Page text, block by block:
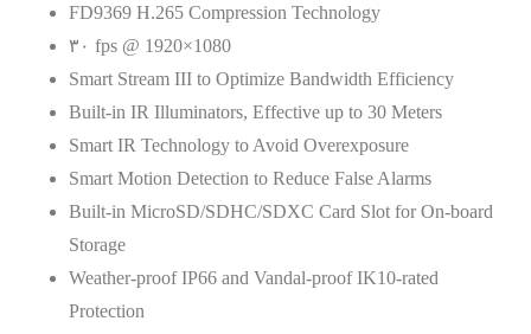
FD9369 H.265 Compression Technology
۳۰ fps @ 1920×1080
Smart Stream III to Optimize Bandwidth Efficiency
Built-in IR Illuminators, Effective up to 30 Meters
Smart IR Technology to Avoid Overexposure
Smart Motion Detection to Reduce False Alarms
Built-in MicroSD/SDHC/SDXC Card Slot for On-board
Storage
Weather-proof IP66 and Vandal-proof IK10-rated
Protection